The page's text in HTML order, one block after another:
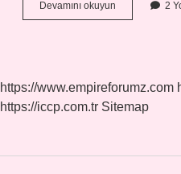
Devamını okuyun
Doktrini
Amacı
Nedir
2
https://www.empireforumz.com
https://iccp.com.tr Sitemap